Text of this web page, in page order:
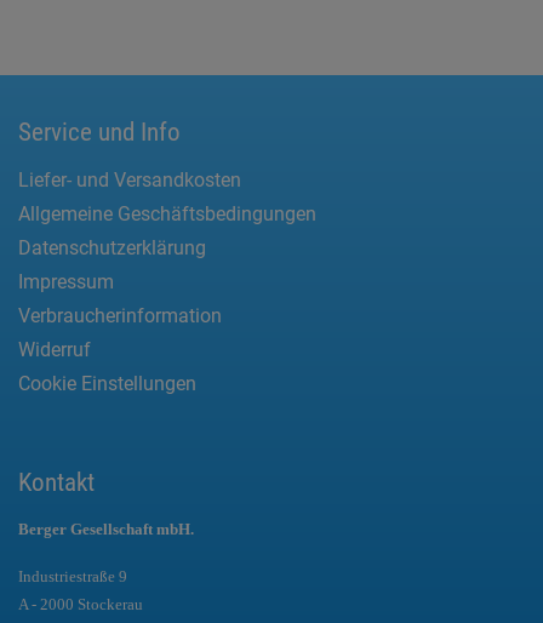
Service und Info
Liefer- und Versandkosten
Allgemeine Geschäftsbedingungen
Datenschutzerklärung
Impressum
Verbraucherinformation
Widerruf
Cookie Einstellungen
Kontakt
Berger Gesellschaft mbH.
Industriestraße 9
A - 2000 Stockerau